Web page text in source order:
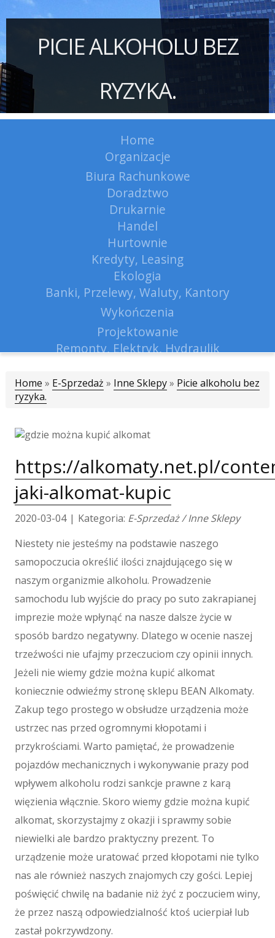
PICIE ALKOHOLU BEZ
RYZYKA.
Home
Organizacje
Biura Rachunkowe
Doradztwo
Drukarnie
Handel
Hurtownie
Kredyty, Leasing
Ekologia
Banki, Przelewy, Waluty, Kantory
Wykończenia
Projektowanie
Remonty, Elektryk, Hydraulik
Lokum
Nieruchomości, Działki
Nauczanie
Placówki Edukacyjne
Kursy Językowe
Konferencje, Sale Szkoleniowe
Kursy i Szkolenia
Tłumaczenia
E-Sprzedaż
Biżuteria
Dla Dzieci
Meble
Wyposażenie Wnętrz
Wyposażenie Łazienki
Sport
Elektronika, RTV, AGD
Art. Dla Zwierząt
Ogród, Rośliny
Chemia
Art. Spożywcze
Materiały Eksploatacyjne
Inne Sklepy
Maszyny
Maszyny
Narzędzia
Przemysł Metalowy
Spedycja
Transport
Home » E-Sprzedaż » Inne Sklepy» Picie alkoholu bez
ryzyka.
https://alkomaty.net.pl/
jaki-alkomat-kupic
2020-03-04 | Kategoria: E-Sprzedaż / Inne Sklepy
Niestety nie jesteśmy na podstawie naszego
samopoczucia określić ilości znajdującego się w
naszym organizmie alkoholu. Prowadzenie
samochodu lub wyjście do pracy po suto zakrapianej
imprezie może wpłynąć na nasze dalsze życie w
sposób bardzo negatywny. Dlatego w ocenie naszej
trzeźwości nie ufajmy przeczuciom czy opinii innych.
Jeżeli nie wiemy gdzie można kupić alkomat
koniecznie odwieźmy stronę sklepu BEAN Alkomaty.
Zakup tego prostego w obsłudze urządzenia może
ustrzec nas przed ogromnymi kłopotami i
przykrościami. Warto pamiętać, że prowadzenie
pojazdów mechanicznych i wykonywanie prazy pod
wpływem alkoholu rodzi sankcje prawne z karą
więzienia włącznie. Skoro wiemy gdzie można kupić
alkomat, skorzystajmy z okazji i sprawmy sobie
niewielki ale bardzo praktyczny prezent. To
urządzenie może uratować przed kłopotami nie tylko
nas ale również naszych znajomych czy gości. Lepiej
poświęcić chwilę na badanie niż żyć z poczuciem winy,
że przez naszą odpowiedzialność ktoś ucierpiał lub
zastał pokrzywdzony.